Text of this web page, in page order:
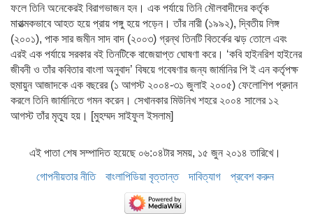
ফলে তিনি অনেকেরই বিরাগভাজন হন। এক পর্যায়ে তিনি মৌলবাদীদের কর্তৃক
মারাত্মকভাবে আহত হয়ে প্রায় পঙ্গু হয়ে পড়েন। তাঁর নারী (১৯৯২), দ্বিতীয় লিঙ্গ
(২০০১), পাক সার জমীন সাদ বাদ (২০০৩) গ্রন্থ তিনটি বিতর্কের ঝড় তোলে এবং
এরই এক পর্যায়ে সরকার বই তিনটিকে বাজেয়াপ্ত ঘোষণা করে। ‘কবি হাইনরিশ হাইনের
জীবনী ও তাঁর কবিতার বাংলা অনুবাদ’ বিষয়ে গবেষণার জন্য জার্মানির পি ই এন কর্তৃপক্ষ
হুমায়ুন আজাদকে এক বছরের (১ আগস্ট ২০০৪-৩১ জুলাই ২০০৫) ফেলোশিপ প্রদান
করলে তিনি জার্মানিতে গমন করেন। সেখানকার মিউনিখ শহরে ২০০৪ সালের ১২
আগস্ট তাঁর মৃত্যু হয়। [মুহম্মদ সাইফুল ইসলাম]
এই পাতা শেষ সম্পাদিত হয়েছে ০৬:০৪টার সময়, ১৫ জুন ২০১৪ তারিখে।
গোপনীয়তার নীতি
বাংলাপিডিয়া বৃত্তান্ত দাবিত্যাগ প্রবেশ করুন